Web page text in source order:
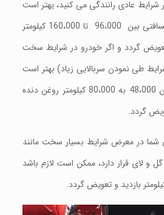
شرایط عادی رانندگی می کنید، يهتر است
روغن دنده پس از طی مسافتی بين 96،000 تا 160،000 کیلومتر
گردد و اگر خودرو در شرايط سخت
طی نمودن سربالايی زياد) بهتر است
زودتر و پس از طی نمودن 48،000 به 80،000 کیلومتر روغن دنده
گردد.
شما در معرض شرایط بسيار سخت مانند
و لای قرار دارد، ممکن است لازم باشد